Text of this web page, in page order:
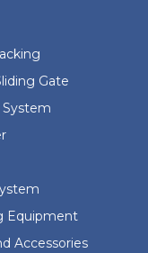
Gate
System
Equipment
Accessories